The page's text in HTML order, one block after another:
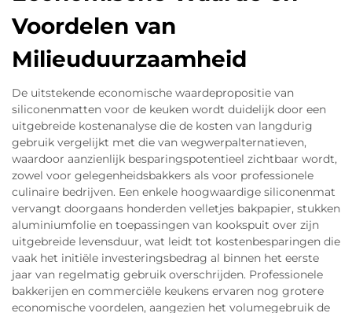
Voordelen van
Milieuduurzaamheid
De uitstekende economische waardepropositie van
siliconenmatten voor de keuken wordt duidelijk door een
uitgebreide kostenanalyse die de kosten van langdurig
gebruik vergelijkt met die van wegwerpalternatieven,
waardoor aanzienlijk besparingspotentieel zichtbaar wordt,
zowel voor gelegenheidsbakkers als voor professionele
culinaire bedrijven. Een enkele hoogwaardige siliconenmat
vervangt doorgaans honderden velletjes bakpapier, stukken
aluminiumfolie en toepassingen van kookspuit over zijn
uitgebreide levensduur, wat leidt tot kostenbesparingen die
vaak het initiële investeringsbedrag al binnen het eerste
jaar van regelmatig gebruik overschrijden. Professionele
bakkerijen en commerciële keukens ervaren nog grotere
economische voordelen, aangezien het volumegebruik de